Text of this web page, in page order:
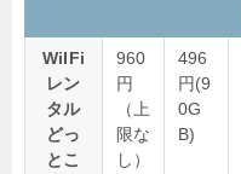
WiIFi
レン
タル
どっ
とこ
960
円
（上
限な
し）
496
円(9
0G
B)